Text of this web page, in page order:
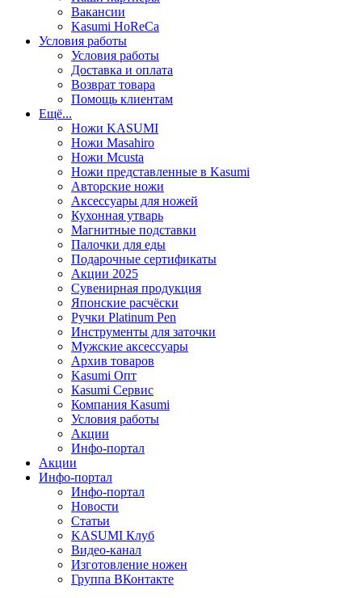
Вакансии
Kasumi HoReCa
Условия работы
Условия работы
Доставка и оплата
Возврат товара
Помощь клиентам
Ещё...
Ножи KASUMI
Ножи Masahiro
Ножи Mcusta
Ножи представленные в Kasumi
Авторские ножи
Аксессуары для ножей
Кухонная утварь
Магнитные подставки
Палочки для еды
Подарочные сертификаты
Акции 2025
Сувенирная продукция
Японские расчёски
Ручки Platinum Pen
Инструменты для заточки
Мужские аксессуары
Архив товаров
Kasumi Опт
Кasumi Сервис
Компания Kasumi
Условия работы
Акции
Инфо-портал
Акции
Инфо-портал
Инфо-портал
Новости
Статьи
KASUMI Клуб
Видео-канал
Изготовление ножен
Группа ВКонтакте